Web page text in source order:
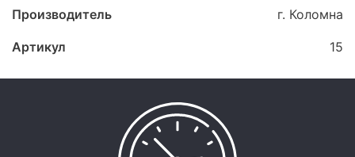
Производитель г. Коломна
Артикул 15